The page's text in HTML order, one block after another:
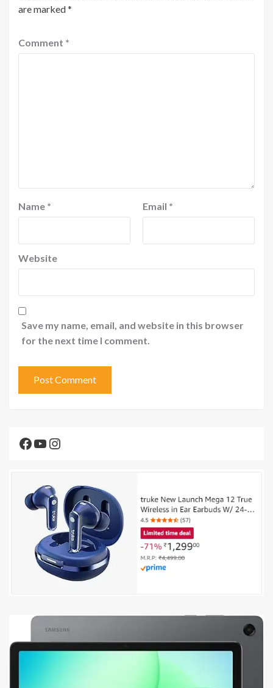
are marked*
Comment *
Name * Email *
Website
Save my name, email, and website in this browser
for the next time I comment.
Facebook
YouTube
Instagram